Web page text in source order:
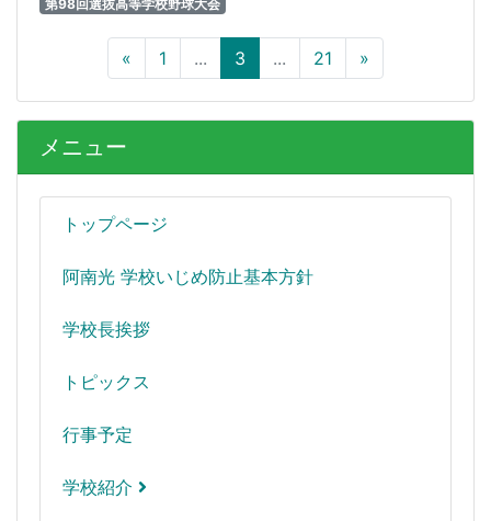
メニュー
トップページ
阿南光 学校いじめ防止基本方針
学校長挨拶
トピックス
行事予定
学校紹介
第98回選抜高等学校野球大会
« 1 ... 3 ... 21 »